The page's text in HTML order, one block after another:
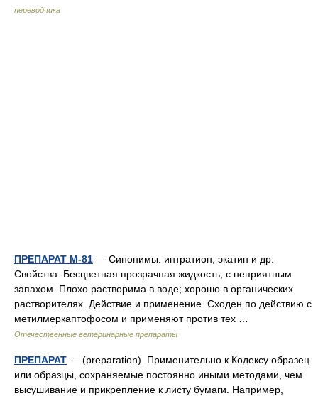
переводчика
ПРЕПАРАТ М-81 — Синонимы: интратион, экатин и др.
Свойства. Бесцветная прозрачная жидкость, с неприятным
запахом. Плохо растворима в воде; хорошо в органических
растворителях. Действие и применение. Сходен по действию с
метилмеркаптофосом и применяют против тех …
Отечественные ветеринарные препараты
ПРЕПАРАТ — (preparation). Применительно к Кодексу образец
или образцы, сохраняемые постоянно иными методами, чем
высушивание и прикрепление к листу бумаги. Например,